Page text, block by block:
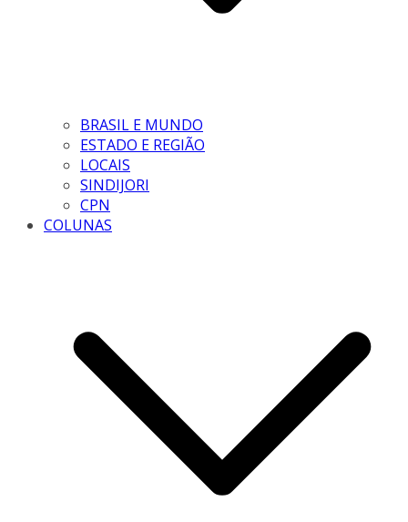
BRASIL E MUNDO
ESTADO E REGIÃO
LOCAIS
SINDIJORI
CPN
COLUNAS